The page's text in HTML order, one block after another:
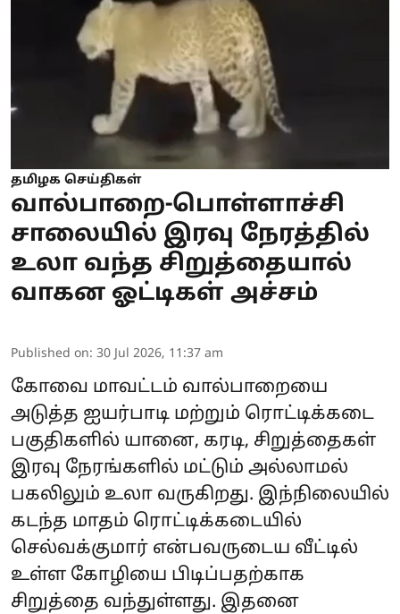
தமிழக செய்திகள்
வால்பாறை-பொள்ளாச்சி
சாலையில் இரவு நேரத்தில்
உலா வந்த சிறுத்தையால்
வாகன ஓட்டிகள் அச்சம்
Published on: 30 Jul 2026, 11:37 am
கோவை மாவட்டம் வால்பாறையை
அடுத்த ஐயர்பாடி மற்றும் ரொட்டிக்கடை
பகுதிகளில் யானை, கரடி, சிறுத்தைகள்
இரவு நேரங்களில் மட்டும் அல்லாமல்
பகலிலும் உலா வருகிறது. இந்நிலையில்
கடந்த மாதம் ரொட்டிக்கடையில்
செல்வக்குமார் என்பவருடைய வீட்டில்
உள்ள கோழியை பிடிப்பதற்காக
சிறுத்தை வந்துள்ளது. இதனை